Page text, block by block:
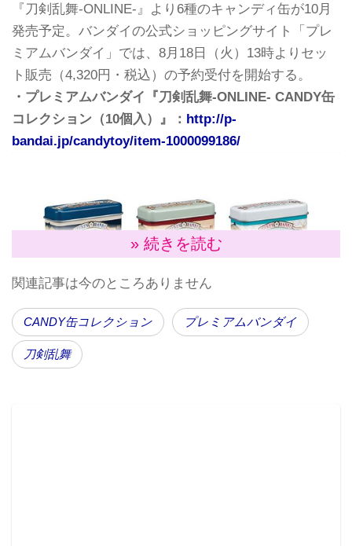
『刀剣乱舞-ONLINE-』より6種のキャンディ缶が10月
発売予定。バンダイの公式ショッピングサイト「プレ
ミアムバンダイ」では、8月18日（火）13時よりセッ
ト販売（4,320円・税込）の予約受付を開始する。
・プレミアムバンダイ『刀剣乱舞-ONLINE- CANDY缶
コレクション（10個入）』： http://p-
bandai.jp/candytoy/item-1000099186/
» 続きを読む
関連記事は今のところありません
CANDY缶コレクション プレミアムバンダイ
刀剣乱舞